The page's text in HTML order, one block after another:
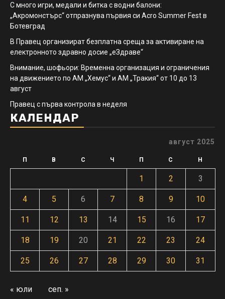
С много игри, медали и битка с водни балони:
„Акромонстърс“ отпразнува първия си Acro Summer Fest в
Ботевград
В Правец организират безплатна среща за активиране на
електронното здравно досие „еЗдраве“
Внимание, шофьори: Временна организация и ограничения
на движението по АМ „Хемус“ и АМ „Тракия“ от 10 до 13
август
Правец с първа контрола в неделя
КАЛЕНДАР
август 2025
П В С Ч П С Н
1 2 3
4 5 6 7 8 9 10
11 12 13 14 15 16 17
18 19 20 21 22 23 24
25 26 27 28 29 30 31
« юли сеп. »